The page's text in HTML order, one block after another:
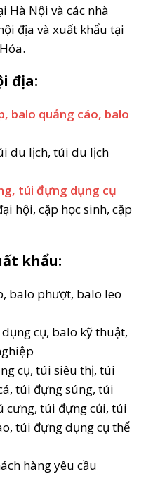
Hà Nội và các nhà
địa và xuất khẩu tại
địa:
balo quảng cáo, balo
du lịch, túi du lịch
túi đựng dụng cụ
hội, cặp học sinh, cặp
khẩu:
balo phượt, balo leo
cụ, balo kỹ thuật,
cụ, túi siêu thị, túi
túi đựng súng, túi
cưng, túi đựng củi, túi
túi đựng dụng cụ thể
hàng yêu cầu